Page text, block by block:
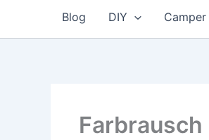
Blog DIY Camper
Farbrausch